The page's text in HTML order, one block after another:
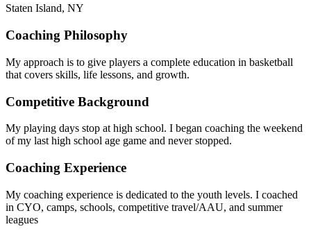
Staten Island, NY​​​​‌ ‍ ​‍​‍‌‍ ‌ ​‍‌‍‍‌‌‍‌ ‌‍‍‌‌‍ ‍​‍​‍​ ‍‍​‍​‍‌ ​ ‌‍​‌‌‍ ‍‌‍‍‌‌ ‌​‌ ‍‌​‍ ‍‌‍‍‌‌‍ ​‍​‍​‍ ​​‍​‍‌‍‍​‌ ​‍‌‍‌‌‌‍‌‍​‍​‍​ ‍‍​‍​‍‌‍‍​‌ ‌​‌ ‌​‌ ​​‌ ​ ​ ‍‍​‍ ​‍ ‌‍​ ‌‍‍​‌‍‌‌‌‍ ​‌ ​ ‌‍‌‌‌‍​‌‌ ​​‌‍‍‌‌‍‌‌‌ ​‍‌ ​ ​‍ ‍‌ ​ ‌‍​‌‌‍ ‍‌‍‍‌‌ ‌​‌ ‍‌​‍ ‍‌ ​ ‌ ‌​‌ ‌‌‌‍‌​‌‍‍‌‌‍ ​‍ ‌‍‍‌‌‍ ‍‌ ‌​‌‍‌‌‌‍ ‍‌ ‌​​‍ ‌‍‌‌‌‍‌​‌‍‍‌‌ ‌​​‍ ‌‍ ‌‌‍ ‌‍‌​‌‍‌‌​ ‌‌ ​​‌ ​‍‌‍‌‌‌ ​ ‌‍‌‌‌‍ ‍‌ ‌​‌‍​‌‌ ‌​‌‍‍‌‌‍ ‌‍ ‍​ ‍ ‌‍‍‌‌‍‌​​ ‌‌‍​‌​ ​ ​ ‍‌​ ​‍‌‍‌‍‌‍‌‍‌‍‌‍​ ‍‌​‍ ‌​ ‌‌​ ‌ ​ ‍​‌‍​ ​‍ ‌​ ‌​‌‍‌‌​ ​​‌‍​ ​‍ ‌​ ‍‌‌‍‌‍​ ‌ ‌‍​ ​‍ ‌‌‍​ ​ ​‍​ ​​​ ​‌​ ​‌‌‍​ ​ ‌​‌‍‌​‌‍‌‌​ ‌ ‌‍‌​​ ‍‌​ ‍ ‌ ‌​‌ ‍‌‌ ​​‌‍‌‌​ ‌‌‍​ ‌‍ ‌‍​‌‌‍​ ‌‍‍​​ ‍ ‌ ​​‌‍​‌‌ ‌​‌‍‍​​ ‌‌ ​‍‌‍‍‌‌‍​ ‌‍‍​‌‌‌​‌‍‌‌‌ ‍​‌ ‌​​‍‌‌​ ‌‌‌​​‍‌‌ ‌‍‍ ‌‍‌‌‌ ‍‌​‍‌‌​ ​ ‌​‌​​‍‌‌​ ​ ‌​‌​​‍‌‌​ ​‍​ ​‍‌‍‍‌‌‍​‌‌​‌​​ ‍​‌‍​ ‌​​‍‌‌‍​‌‍‌​​‍‌‌​ ​‍​ ​‍​‍‌‌​ ‌‌‌​‌​​‍ ‍‌‍​ ‌‍‍​‌‍‍‌‌‍ ​‌‍‌​‌ ​‍‌‍‌‌‌‍ ‍​‍‌‌​ ‌‌‌​​‍‌‌ ‌‍‍ ‌‍‌‌‌ ‍‌​‍‌‌​ ​ ‌​‌​​‍‌‌​ ​ ‌​‌​​‍‌‌​ ​‍​ ​‍‌​ ‌​ ‌​ ​​ ​ ‌ ‌ ‌‌‌ ‌‌​​‌‍​‌​‍‌‌​ ​‍​ ​‍​‍‌‌​ ‌‌‌​‌​​‍ ‍‌ ‌​‌‍‌‌‌ ‍​‌ ‌​​ ‌‍​‍‌‍​‌‌ ​ ‌‍‌‌‌‌‌‌‌ ​‍‌‍ ​​ ‌‌‍‍​‌ ‌​‌ ‌​‌ ​​‌ ​ ​‍‌‌​ ​ ‌​​‌​‍‌‌​ ​‍‌​‌‍​‍‌‌​ ​‍‌​‌‍‌‍​ ‌‍‍​‌‍‌‌‌‍ ​‌ ​ ‌‍‌‌‌‍​‌‌ ​​‌‍‍‌‌‍‌‌‌ ​‍‌ ​ ​‍ ‍‌ ​ ‌‍​‌‌‍ ‍‌‍‍‌‌ ‌​‌ ‍‌​‍ ‍‌ ​ ‌ ‌​‌ ‌‌‌‍‌​‌‍‍‌‌‍ ​‍‌‍‌‍‍‌‌‍‌​​ ‌‌‍​‌​ ​ ​ ‍‌​ ​‍‌‍‌‍‌‍‌‍‌‍‌‍​ ‍‌​‍ ‌​ ‌‌​ ‌ ​ ‍​‌‍​ ​‍ ‌​ ‌​‌‍‌‌​ ​​‌‍​ ​‍ ‌​ ‍‌‌‍‌‍​ ‌ ‌‍​ ​‍ ‌‌‍​ ​ ​‍​ ​​​ ​‌​ ​‌‌‍​ ​ ‌​‌‍‌​‌‍‌‌​ ‌ ‌‍‌​​ ‍‌​‍‌‍‌ ‌​‌ ‍‌‌ ​​‌‍‌‌​ ‌‌‍​ ‌‍ ‌‍​‌‌‍​ ‌‍‍​​‍‌‍‌ ​​‌‍​‌‌ ‌​‌‍‍​​ ‌‌ ​‍‌‍‍‌‌‍​ ‌‍‍​‌‌‌​‌‍‌‌‌ ‍​‌ ‌​​‍‌‌​ ‌‌‌​​‍‌‌ ‌‍‍ ‌‍‌‌‌ ‍‌​‍‌‌​ ​ ‌​‌​​‍‌‌​ ​ ‌​‌​​‍‌‌​ ​‍​ ​‍‌‍‍‌‌‍​‌‌​‌​​ ‍​‌‍​ ‌​​‍‌‌‍​‌‍‌​​‍‌‌​ ​‍​ ​‍​‍‌‌​ ‌‌‌​‌​​‍ ‍‌‍​ ‌‍‍​‌‍‍‌‌‍ ​‌‍‌​‌ ​‍‌‍‌‌‌‍ ‍​‍‌‌​ ‌‌‌​​‍‌‌ ‌‍‍ ‌‍‌‌‌ ‍‌​‍‌‌​ ​ ‌​‌​​‍‌‌​ ​ ‌​‌​​‍‌‌​ ​‍​ ​‍‌​ ‌​ ‌​ ​​ ​ ‌ ‌ ‌‌‌ ‌‌​​‌‍​‌​‍‌‌​ ​‍​ ​‍​‍‌‌​ ‌‌‌​‌​​‍ ‍‌ ‌​‌‍‌‌‌ ‍​‌ ‌​​‍‌‍‌ ​​‌‍‌‌‌ ​‍‌ ​ ‌ ​​‌‍‌‌‌‍​ ‌ ‌​‌‍‍‌‌ ‌‍‌‍‌‌​ ‌‌ ​​‌ ‌‌‌‍​‍‌‍ ​‌‍‍‌‌ ​ ‌‍‍​‌‍‌‌‌‍‌​​‍​‍‌ ‌
Coaching Philosophy​​​​‌ ‍ ​‍​‍‌‍ ‌ ​‍‌‍‍‌‌‍‌ ‌‍‍‌‌‍ ‍​‍​‍​ ‍‍​‍​‍‌ ​ ‌‍​‌‌‍ ‍‌‍‍‌‌ ‌​‌ ‍‌​‍ ‍‌‍‍‌‌‍ ​‍​‍​‍ ​​‍​‍‌‍‍​‌ ​‍‌‍‌‌‌‍‌‍​‍​‍​ ‍‍​‍​‍‌‍‍​‌ ‌​‌ ‌​‌ ​​‌ ​ ​ ‍‍​‍ ​‍ ‌‍​ ‌‍‍​‌‍‌‌‌‍ ​‌ ​ ‌‍‌‌‌‍​‌‌ ​​‌‍‍‌‌‍‌‌‌ ​‍‌ ​ ​‍ ‍‌ ​ ‌‍​‌‌‍ ‍‌‍‍‌‌ ‌​‌ ‍‌​‍ ‍‌ ​ ‌ ‌​‌ ‌‌‌‍‌​‌‍‍‌‌‍ ​‍ ‌‍‍‌‌‍ ‍‌ ‌​‌‍‌‌‌‍ ‍‌ ‌​​‍ ‌‍‌‌‌‍‌​‌‍‍‌‌ ‌​​‍ ‌‍ ‌‌‍ ‌‍‌​‌‍‌‌​ ‌‌ ​​‌ ​‍‌‍‌‌‌ ​ ‌‍‌‌‌‍ ‍‌ ‌​‌‍​‌‌ ‌​‌‍‍‌‌‍ ‌‍ ‍​ ‍ ‌‍‍‌‌‍‌​​ ‌‌‍​‌​ ​ ​ ‍‌​ ​‍‌‍‌‍‌‍‌‍‌‍‌‍​ ‍‌​‍ ‌​ ‌‌​ ‌ ​ ‍​‌‍​ ​‍ ‌​ ‌​‌‍‌‌​ ​​‌‍​ ​‍ ‌​ ‍‌‌‍‌‍​ ‌ ‌‍​ ​‍ ‌‌‍​ ​ ​‍​ ​​​ ​‌​ ​‌‌‍​ ​ ‌​‌‍‌​‌‍‌‌​ ‌ ‌‍‌​​ ‍‌​ ‍ ‌ ‌​‌ ‍‌‌ ​​‌‍‌‌​ ‌‌‍​ ‌‍ ‌‍​‌‌‍​ ‌‍‍​​ ‍ ‌ ​​‌‍​‌‌ ‌​‌‍‍​​ ‌‌ ​‍‌‍‍‌‌‍​ ‌‍‍​‌‌‌​‌‍‌‌‌ ‍​‌ ‌​​‍‌‌​ ‌‌‌​​‍‌‌ ‌‍‍ ‌‍‌‌‌ ‍‌​‍‌‌​ ​ ‌​‌​​‍‌‌​ ​ ‌​‌​​‍‌‌​ ​‍​ ​‍‌‍ ​‌‌​‌‌​‍‌‌‍‌ ‌‌‌​‌ ‌ ‌‌​ ‌​ ‍​‍‌‌​ ​‍​ ​‍​‍‌‌​ ‌‌‌​‌​​‍ ‍‌‍​ ‌‍‍​‌‍‍‌‌‍ ​‌‍‌​‌ ​‍‌‍‌‌‌‍ ‍​‍‌‌​ ‌‌‌​​‍‌‌ ‌‍‍ ‌‍‌‌‌ ‍‌​‍‌‌​ ​ ‌​‌​​‍‌‌​ ​ ‌​‌​​‍‌‌​ ​‍​ ​‍‌​​ ‌ ‌​‌‌‍​‌​​‍‌‌‌‌‌‌​‍‌‌‌‍‌‍‌‍​‍‌‌​ ​‍​ ​‍​‍‌‌​ ‌‌‌​‌​​‍ ‍‌ ‌​‌‍‌‌‌ ‍​‌ ‌​​ ‌‍​‍‌‍​‌‌ ​ ‌‍‌‌‌‌‌‌‌ ​‍‌‍ ​​ ‌‌‍‍​‌ ‌​‌ ‌​‌ ​​‌ ​ ​‍‌‌​ ​ ‌​​‌​‍‌‌​ ​‍‌​‌‍​‍‌‌​ ​‍‌​‌‍‌‍​ ‌‍‍​‌‍‌‌‌‍ ​‌ ​ ‌‍‌‌‌‍​‌‌ ​​‌‍‍‌‌‍‌‌‌ ​‍‌ ​ ​‍ ‍‌ ​ ‌‍​‌‌‍ ‍‌‍‍‌‌ ‌​‌ ‍‌​‍ ‍‌ ​ ‌ ‌​‌ ‌‌‌‍‌​‌‍‍‌‌‍ ​‍‌‍‌‍‍‌‌‍‌​​ ‌‌‍​‌​ ​ ​ ‍‌​ ​‍‌‍‌‍‌‍‌‍‌‍‌‍​ ‍‌​‍ ‌​ ‌‌​ ‌ ​ ‍​‌‍​ ​‍ ‌​ ‌​‌‍‌‌​ ​​‌‍​ ​‍ ‌​ ‍‌‌‍‌‍​ ‌ ‌‍​ ​‍ ‌‌‍​ ​ ​‍​ ​​​ ​‌​ ​‌‌‍​ ​ ‌​‌‍‌​‌‍‌‌​ ‌ ‌‍‌​​ ‍‌​‍‌‍‌ ‌​‌ ‍‌‌ ​​‌‍‌‌​ ‌‌‍​ ‌‍ ‌‍​‌‌‍​ ‌‍‍​​‍‌‍‌ ​​‌‍​‌‌ ‌​‌‍‍​​ ‌‌ ​‍‌‍‍‌‌‍​ ‌‍‍​‌‌‌​‌‍‌‌‌ ‍​‌ ‌​​‍‌‌​ ‌‌‌​​‍‌‌ ‌‍‍ ‌‍‌‌‌ ‍‌​‍‌‌​ ​ ‌​‌​​‍‌‌​ ​ ‌​‌​​‍‌‌​ ​‍​ ​‍‌‍ ​‌‌​‌‌​‍‌‌‍‌ ‌‌‌​‌ ‌ ‌‌​ ‌​ ‍​‍‌‌​ ​‍​ ​‍​‍‌‌​ ‌‌‌​‌​​‍ ‍‌‍​ ‌‍‍​‌‍‍‌‌‍ ​‌‍‌​‌ ​‍‌‍‌‌‌‍ ‍​‍‌‌​ ‌‌‌​​‍‌‌ ‌‍‍ ‌‍‌‌‌ ‍‌​‍‌‌​ ​ ‌​‌​​‍‌‌​ ​ ‌​‌​​‍‌‌​ ​‍​ ​‍‌​​ ‌ ‌​‌‌‍​‌​​‍‌‌‌‌‌‌​‍‌‌‌‍‌‍‌‍​‍‌‌​ ​‍​ ​‍​‍‌‌​ ‌‌‌​‌​​‍ ‍‌ ‌​‌‍‌‌‌ ‍​‌ ‌​​‍‌‍‌ ​​‌‍‌‌‌ ​‍‌ ​ ‌ ​​‌‍‌‌‌‍​ ‌ ‌​‌‍‍‌‌ ‌‍‌‍‌‌​ ‌‌ ​​‌ ‌‌‌‍​‍‌‍ ​‌‍‍‌‌ ​ ‌‍‍​‌‍‌‌‌‍‌​​‍​‍‌ ‌
My approach is to give players a complete education in basketball
that covers skills, life lessons, and growth.​​​​‌ ‍ ​‍​‍‌‍ ‌ ​‍‌‍‍‌‌‍‌ ‌‍‍‌‌‍ ‍​‍​‍​ ‍‍​‍​‍‌ ​ ‌‍​‌‌‍ ‍‌‍‍‌‌ ‌​‌ ‍‌​‍ ‍‌‍‍‌‌‍ ​‍​‍​‍ ​​‍​‍‌‍‍​‌ ​‍‌‍‌‌‌‍‌‍​‍​‍​ ‍‍​‍​‍‌‍‍​‌ ‌​‌ ‌​‌ ​​‌ ​ ​ ‍‍​‍ ​‍ ‌‍​ ‌‍‍​‌‍‌‌‌‍ ​‌ ​ ‌‍‌‌‌‍​‌‌ ​​‌‍‍‌‌‍‌‌‌ ​‍‌ ​ ​‍ ‍‌ ​ ‌‍​‌‌‍ ‍‌‍‍‌‌ ‌​‌ ‍‌​‍ ‍‌ ​ ‌ ‌​‌ ‌‌‌‍‌​‌‍‍‌‌‍ ​‍ ‌‍‍‌‌‍ ‍‌ ‌​‌‍‌‌‌‍ ‍‌ ‌​​‍ ‌‍‌‌‌‍‌​‌‍‍‌‌ ‌​​‍ ‌‍ ‌‌‍ ‌‍‌​‌‍‌‌​ ‌‌ ​​‌ ​‍‌‍‌‌‌ ​ ‌‍‌‌‌‍ ‍‌ ‌​‌‍​‌‌ ‌​‌‍‍‌‌‍ ‌‍ ‍​ ‍ ‌‍‍‌‌‍‌​​ ‌‌‍​‌​ ​ ​ ‍‌​ ​‍‌‍‌‍‌‍‌‍‌‍‌‍​ ‍‌​‍ ‌​ ‌‌​ ‌ ​ ‍​‌‍​ ​‍ ‌​ ‌​‌‍‌‌​ ​​‌‍​ ​‍ ‌​ ‍‌‌‍‌‍​ ‌ ‌‍​ ​‍ ‌‌‍​ ​ ​‍​ ​​​ ​‌​ ​‌‌‍​ ​ ‌​‌‍‌​‌‍‌‌​ ‌ ‌‍‌​​ ‍‌​ ‍ ‌ ‌​‌ ‍‌‌ ​​‌‍‌‌​ ‌‌‍​ ‌‍ ‌‍​‌‌‍​ ‌‍‍​​ ‍ ‌ ​​‌‍​‌‌ ‌​‌‍‍​​ ‌‌ ​‍‌‍‍‌‌‍​ ‌‍‍​‌‌‌​‌‍‌‌‌ ‍​‌ ‌​​‍‌‌​ ‌‌‌​​‍‌‌ ‌‍‍ ‌‍‌‌‌ ‍‌​‍‌‌​ ​ ‌​‌​​‍‌‌​ ​ ‌​‌​​‍‌‌​ ​‍​ ​‍‌‌‌​‌​​‍​ ​​‌ ‍‌‌ ‍‌‌​‌​‌ ‌‌‌‌‌‍​‍‌‌​ ​‍​ ​‍​‍‌‌​ ‌‌‌​‌​​‍ ‍‌‍​ ‌‍‍​‌‍‍‌‌‍ ​‌‍‌​‌ ​‍‌‍‌‌‌‍ ‍​‍‌‌​ ‌‌‌​​‍‌‌ ‌‍‍ ‌‍‌‌‌ ‍‌​‍‌‌​ ​ ‌​‌​​‍‌‌​ ​ ‌​‌​​‍‌‌​ ​‍​ ​‍​ ​‌‌​​‍‌‍​‌‌‍ ​‌‌‍​​ ​ ‌‌​​‌ ​ ​‍‌‌​ ​‍​ ​‍​‍‌‌​ ‌‌‌​‌​​‍ ‍‌ ‌​‌‍‌‌‌ ‍​‌ ‌​​ ‌‍​‍‌‍​‌‌ ​ ‌‍‌‌‌‌‌‌‌ ​‍‌‍ ​​ ‌‌‍‍​‌ ‌​‌ ‌​‌ ​​‌ ​ ​‍‌‌​ ​ ‌​​‌​‍‌‌​ ​‍‌​‌‍​‍‌‌​ ​‍‌​‌‍‌‍​ ‌‍‍​‌‍‌‌‌‍ ​‌ ​ ‌‍‌‌‌‍​‌‌ ​​‌‍‍‌‌‍‌‌‌ ​‍‌ ​ ​‍ ‍‌ ​ ‌‍​‌‌‍ ‍‌‍‍‌‌ ‌​‌ ‍‌​‍ ‍‌ ​ ‌ ‌​‌ ‌‌‌‍‌​‌‍‍‌‌‍ ​‍‌‍‌‍‍‌‌‍‌​​ ‌‌‍​‌​ ​ ​ ‍‌​ ​‍‌‍‌‍‌‍‌‍‌‍‌‍​ ‍‌​‍ ‌​ ‌‌​ ‌ ​ ‍​‌‍​ ​‍ ‌​ ‌​‌‍‌‌​ ​​‌‍​ ​‍ ‌​ ‍‌‌‍‌‍​ ‌ ‌‍​ ​‍ ‌‌‍​ ​ ​‍​ ​​​ ​‌​ ​‌‌‍​ ​ ‌​‌‍‌​‌‍‌‌​ ‌ ‌‍‌​​ ‍‌​‍‌‍‌ ‌​‌ ‍‌‌ ​​‌‍‌‌​ ‌‌‍​ ‌‍ ‌‍​‌‌‍​ ‌‍‍​​‍‌‍‌ ​​‌‍​‌‌ ‌​‌‍‍​​ ‌‌ ​‍‌‍‍‌‌‍​ ‌‍‍​‌‌‌​‌‍‌‌‌ ‍​‌ ‌​​‍‌‌​ ‌‌‌​​‍‌‌ ‌‍‍ ‌‍‌‌‌ ‍‌​‍‌‌​ ​ ‌​‌​​‍‌‌​ ​ ‌​‌​​‍‌‌​ ​‍​ ​‍‌‌‌​‌​​‍​ ​​‌ ‍‌‌ ‍‌‌​‌​‌ ‌‌‌‌‌‍​‍‌‌​ ​‍​ ​‍​‍‌‌​ ‌‌‌​‌​​‍ ‍‌‍​ ‌‍‍​‌‍‍‌‌‍ ​‌‍‌​‌ ​‍‌‍‌‌‌‍ ‍​‍‌‌​ ‌‌‌​​‍‌‌ ‌‍‍ ‌‍‌‌‌ ‍‌​‍‌‌​ ​ ‌​‌​​‍‌‌​ ​ ‌​‌​​‍‌‌​ ​‍​ ​‍​ ​‌‌​​‍‌‍​‌‌‍ ​‌‌‍​​ ​ ‌‌​​‌ ​ ​‍‌‌​ ​‍​ ​‍​‍‌‌​ ‌‌‌​‌​​‍ ‍‌ ‌​‌‍‌‌‌ ‍​‌ ‌​​‍‌‍‌ ​​‌‍‌‌‌ ​‍‌ ​ ‌ ​​‌‍‌‌‌‍​ ‌ ‌​‌‍‍‌‌ ‌‍‌‍‌‌​ ‌‌ ​​‌ ‌‌‌‍​‍‌‍ ​‌‍‍‌‌ ​ ‌‍‍​‌‍‌‌‌‍‌​​‍​‍‌ ‌
Competitive Background​​​​‌ ‍ ​‍​‍‌‍ ‌ ​‍‌‍‍‌‌‍‌ ‌‍‍‌‌‍ ‍​‍​‍​ ‍‍​‍​‍‌ ​ ‌‍​‌‌‍ ‍‌‍‍‌‌ ‌​‌ ‍‌​‍ ‍‌‍‍‌‌‍ ​‍​‍​‍ ​​‍​‍‌‍‍​‌ ​‍‌‍‌‌‌‍‌‍​‍​‍​ ‍‍​‍​‍‌‍‍​‌ ‌​‌ ‌​‌ ​​‌ ​ ​ ‍‍​‍ ​‍ ‌‍​ ‌‍‍​‌‍‌‌‌‍ ​‌ ​ ‌‍‌‌‌‍​‌‌ ​​‌‍‍‌‌‍‌‌‌ ​‍‌ ​ ​‍ ‍‌ ​ ‌‍​‌‌‍ ‍‌‍‍‌‌ ‌​‌ ‍‌​‍ ‍‌ ​ ‌ ‌​‌ ‌‌‌‍‌​‌‍‍‌‌‍ ​‍ ‌‍‍‌‌‍ ‍‌ ‌​‌‍‌‌‌‍ ‍‌ ‌​​‍ ‌‍‌‌‌‍‌​‌‍‍‌‌ ‌​​‍ ‌‍ ‌‌‍ ‌‍‌​‌‍‌‌​ ‌‌ ​​‌ ​‍‌‍‌‌‌ ​ ‌‍‌‌‌‍ ‍‌ ‌​‌‍​‌‌ ‌​‌‍‍‌‌‍ ‌‍ ‍​ ‍ ‌‍‍‌‌‍‌​​ ‌‌‍​‌​ ​ ​ ‍‌​ ​‍‌‍‌‍‌‍‌‍‌‍‌‍​ ‍‌​‍ ‌​ ‌‌​ ‌ ​ ‍​‌‍​ ​‍ ‌​ ‌​‌‍‌‌​ ​​‌‍​ ​‍ ‌​ ‍‌‌‍‌‍​ ‌ ‌‍​ ​‍ ‌‌‍​ ​ ​‍​ ​​​ ​‌​ ​‌‌‍​ ​ ‌​‌‍‌​‌‍‌‌​ ‌ ‌‍‌​​ ‍‌​ ‍ ‌ ‌​‌ ‍‌‌ ​​‌‍‌‌​ ‌‌‍​ ‌‍ ‌‍​‌‌‍​ ‌‍‍​​ ‍ ‌ ​​‌‍​‌‌ ‌​‌‍‍​​ ‌‌ ​‍‌‍‍‌‌‍​ ‌‍‍​‌‌‌​‌‍‌‌‌ ‍​‌ ‌​​‍‌‌​ ‌‌‌​​‍‌‌ ‌‍‍ ‌‍‌‌‌ ‍‌​‍‌‌​ ​ ‌​‌​​‍‌‌​ ​ ‌​‌​​‍‌‌​ ​‍​ ​‍​ ‌‌‌‌‍​‌‌​​‌ ​​‌ ‌ ‌‍ ​‌​‍ ‌​‌​​‍‌‌​ ​‍​ ​‍​‍‌‌​ ‌‌‌​‌​​‍ ‍‌‍​ ‌‍‍​‌‍‍‌‌‍ ​‌‍‌​‌ ​‍‌‍‌‌‌‍ ‍​‍‌‌​ ‌‌‌​​‍‌‌ ‌‍‍ ‌‍‌‌‌ ‍‌​‍‌‌​ ​ ‌​‌​​‍‌‌​ ​ ‌​‌​​‍‌‌​ ​‍​ ​‍‌‍​ ​ ​‌‌‍ ‍‌​‍ ​ ‍​‌​ ‌‌‍‍​​ ​‍​‍‌‌​ ​‍​ ​‍​‍‌‌​ ‌‌‌​‌​​‍ ‍‌ ‌​‌‍‌‌‌ ‍​‌ ‌​​ ‌‍​‍‌‍​‌‌ ​ ‌‍‌‌‌‌‌‌‌ ​‍‌‍ ​​ ‌‌‍‍​‌ ‌​‌ ‌​‌ ​​‌ ​ ​‍‌‌​ ​ ‌​​‌​‍‌‌​ ​‍‌​‌‍​‍‌‌​ ​‍‌​‌‍‌‍​ ‌‍‍​‌‍‌‌‌‍ ​‌ ​ ‌‍‌‌‌‍​‌‌ ​​‌‍‍‌‌‍‌‌‌ ​‍‌ ​ ​‍ ‍‌ ​ ‌‍​‌‌‍ ‍‌‍‍‌‌ ‌​‌ ‍‌​‍ ‍‌ ​ ‌ ‌​‌ ‌‌‌‍‌​‌‍‍‌‌‍ ​‍‌‍‌‍‍‌‌‍‌​​ ‌‌‍​‌​ ​ ​ ‍‌​ ​‍‌‍‌‍‌‍‌‍‌‍‌‍​ ‍‌​‍ ‌​ ‌‌​ ‌ ​ ‍​‌‍​ ​‍ ‌​ ‌​‌‍‌‌​ ​​‌‍​ ​‍ ‌​ ‍‌‌‍‌‍​ ‌ ‌‍​ ​‍ ‌‌‍​ ​ ​‍​ ​​​ ​‌​ ​‌‌‍​ ​ ‌​‌‍‌​‌‍‌‌​ ‌ ‌‍‌​​ ‍‌​‍‌‍‌ ‌​‌ ‍‌‌ ​​‌‍‌‌​ ‌‌‍​ ‌‍ ‌‍​‌‌‍​ ‌‍‍​​‍‌‍‌ ​​‌‍​‌‌ ‌​‌‍‍​​ ‌‌ ​‍‌‍‍‌‌‍​ ‌‍‍​‌‌‌​‌‍‌‌‌ ‍​‌ ‌​​‍‌‌​ ‌‌‌​​‍‌‌ ‌‍‍ ‌‍‌‌‌ ‍‌​‍‌‌​ ​ ‌​‌​​‍‌‌​ ​ ‌​‌​​‍‌‌​ ​‍​ ​‍​ ‌‌‌‌‍​‌‌​​‌ ​​‌ ‌ ‌‍ ​‌​‍ ‌​‌​​‍‌‌​ ​‍​ ​‍​‍‌‌​ ‌‌‌​‌​​‍ ‍‌‍​ ‌‍‍​‌‍‍‌‌‍ ​‌‍‌​‌ ​‍‌‍‌‌‌‍ ‍​‍‌‌​ ‌‌‌​​‍‌‌ ‌‍‍ ‌‍‌‌‌ ‍‌​‍‌‌​ ​ ‌​‌​​‍‌‌​ ​ ‌​‌​​‍‌‌​ ​‍​ ​‍‌‍​ ​ ​‌‌‍ ‍‌​‍ ​ ‍​‌​ ‌‌‍‍​​ ​‍​‍‌‌​ ​‍​ ​‍​‍‌‌​ ‌‌‌​‌​​‍ ‍‌ ‌​‌‍‌‌‌ ‍​‌ ‌​​‍‌‍‌ ​​‌‍‌‌‌ ​‍‌ ​ ‌ ​​‌‍‌‌‌‍​ ‌ ‌​‌‍‍‌‌ ‌‍‌‍‌‌​ ‌‌ ​​‌ ‌‌‌‍​‍‌‍ ​‌‍‍‌‌ ​ ‌‍‍​‌‍‌‌‌‍‌​​‍​‍‌ ‌
My playing days stop at high school. I began coaching the weekend
of my last high school age game and never stopped.​​​​‌ ‍ ​‍​‍‌‍ ‌ ​‍‌‍‍‌‌‍‌ ‌‍‍‌‌‍ ‍​‍​‍​ ‍‍​‍​‍‌ ​ ‌‍​‌‌‍ ‍‌‍‍‌‌ ‌​‌ ‍‌​‍ ‍‌‍‍‌‌‍ ​‍​‍​‍ ​​‍​‍‌‍‍​‌ ​‍‌‍‌‌‌‍‌‍​‍​‍​ ‍‍​‍​‍‌‍‍​‌ ‌​‌ ‌​‌ ​​‌ ​ ​ ‍‍​‍ ​‍ ‌‍​ ‌‍‍​‌‍‌‌‌‍ ​‌ ​ ‌‍‌‌‌‍​‌‌ ​​‌‍‍‌‌‍‌‌‌ ​‍‌ ​ ​‍ ‍‌ ​ ‌‍​‌‌‍ ‍‌‍‍‌‌ ‌​‌ ‍‌​‍ ‍‌ ​ ‌ ‌​‌ ‌‌‌‍‌​‌‍‍‌‌‍ ​‍ ‌‍‍‌‌‍ ‍‌ ‌​‌‍‌‌‌‍ ‍‌ ‌​​‍ ‌‍‌‌‌‍‌​‌‍‍‌‌ ‌​​‍ ‌‍ ‌‌‍ ‌‍‌​‌‍‌‌​ ‌‌ ​​‌ ​‍‌‍‌‌‌ ​ ‌‍‌‌‌‍ ‍‌ ‌​‌‍​‌‌ ‌​‌‍‍‌‌‍ ‌‍ ‍​ ‍ ‌‍‍‌‌‍‌​​ ‌‌‍​‌​ ​ ​ ‍‌​ ​‍‌‍‌‍‌‍‌‍‌‍‌‍​ ‍‌​‍ ‌​ ‌‌​ ‌ ​ ‍​‌‍​ ​‍ ‌​ ‌​‌‍‌‌​ ​​‌‍​ ​‍ ‌​ ‍‌‌‍‌‍​ ‌ ‌‍​ ​‍ ‌‌‍​ ​ ​‍​ ​​​ ​‌​ ​‌‌‍​ ​ ‌​‌‍‌​‌‍‌‌​ ‌ ‌‍‌​​ ‍‌​ ‍ ‌ ‌​‌ ‍‌‌ ​​‌‍‌‌​ ‌‌‍​ ‌‍ ‌‍​‌‌‍​ ‌‍‍​​ ‍ ‌ ​​‌‍​‌‌ ‌​‌‍‍​​ ‌‌ ​‍‌‍‍‌‌‍​ ‌‍‍​‌‌‌​‌‍‌‌‌ ‍​‌ ‌​​‍‌‌​ ‌‌‌​​‍‌‌ ‌‍‍ ‌‍‌‌‌ ‍‌​‍‌‌​ ​ ‌​‌​​‍‌‌​ ​ ‌​‌​​‍‌‌​ ​‍​ ​‍‌‌‍‍‌‍ ‍‌‌‌​‌​‍‌​ ‌‌‌ ​​‌ ‌ ‌‍‍‍​‍‌‌​ ​‍​ ​‍​‍‌‌​ ‌‌‌​‌​​‍ ‍‌‍​ ‌‍‍​‌‍‍‌‌‍ ​‌‍‌​‌ ​‍‌‍‌‌‌‍ ‍​‍‌‌​ ‌‌‌​​‍‌‌ ‌‍‍ ‌‍‌‌‌ ‍‌​‍‌‌​ ​ ‌​‌​​‍‌‌​ ​ ‌​‌​​‍‌‌​ ​‍​ ​‍‌​‌‍‌​‍‌‌‍​‍‌​‌‌‌​‍​​ ​‍​ ​‌‌‍‌‍​‍‌‌​ ​‍​ ​‍​‍‌‌​ ‌‌‌​‌​​‍ ‍‌ ‌​‌‍‌‌‌ ‍​‌ ‌​​ ‌‍​‍‌‍​‌‌ ​ ‌‍‌‌‌‌‌‌‌ ​‍‌‍ ​​ ‌‌‍‍​‌ ‌​‌ ‌​‌ ​​‌ ​ ​‍‌‌​ ​ ‌​​‌​‍‌‌​ ​‍‌​‌‍​‍‌‌​ ​‍‌​‌‍‌‍​ ‌‍‍​‌‍‌‌‌‍ ​‌ ​ ‌‍‌‌‌‍​‌‌ ​​‌‍‍‌‌‍‌‌‌ ​‍‌ ​ ​‍ ‍‌ ​ ‌‍​‌‌‍ ‍‌‍‍‌‌ ‌​‌ ‍‌​‍ ‍‌ ​ ‌ ‌​‌ ‌‌‌‍‌​‌‍‍‌‌‍ ​‍‌‍‌‍‍‌‌‍‌​​ ‌‌‍​‌​ ​ ​ ‍‌​ ​‍‌‍‌‍‌‍‌‍‌‍‌‍​ ‍‌​‍ ‌​ ‌‌​ ‌ ​ ‍​‌‍​ ​‍ ‌​ ‌​‌‍‌‌​ ​​‌‍​ ​‍ ‌​ ‍‌‌‍‌‍​ ‌ ‌‍​ ​‍ ‌‌‍​ ​ ​‍​ ​​​ ​‌​ ​‌‌‍​ ​ ‌​‌‍‌​‌‍‌‌​ ‌ ‌‍‌​​ ‍‌​‍‌‍‌ ‌​‌ ‍‌‌ ​​‌‍‌‌​ ‌‌‍​ ‌‍ ‌‍​‌‌‍​ ‌‍‍​​‍‌‍‌ ​​‌‍​‌‌ ‌​‌‍‍​​ ‌‌ ​‍‌‍‍‌‌‍​ ‌‍‍​‌‌‌​‌‍‌‌‌ ‍​‌ ‌​​‍‌‌​ ‌‌‌​​‍‌‌ ‌‍‍ ‌‍‌‌‌ ‍‌​‍‌‌​ ​ ‌​‌​​‍‌‌​ ​ ‌​‌​​‍‌‌​ ​‍​ ​‍‌‌‍‍‌‍ ‍‌‌‌​‌​‍‌​ ‌‌‌ ​​‌ ‌ ‌‍‍‍​‍‌‌​ ​‍​ ​‍​‍‌‌​ ‌‌‌​‌​​‍ ‍‌‍​ ‌‍‍​‌‍‍‌‌‍ ​‌‍‌​‌ ​‍‌‍‌‌‌‍ ‍​‍‌‌​ ‌‌‌​​‍‌‌ ‌‍‍ ‌‍‌‌‌ ‍‌​‍‌‌​ ​ ‌​‌​​‍‌‌​ ​ ‌​‌​​‍‌‌​ ​‍​ ​‍‌​‌‍‌​‍‌‌‍​‍‌​‌‌‌​‍​​ ​‍​ ​‌‌‍‌‍​‍‌‌​ ​‍​ ​‍​‍‌‌​ ‌‌‌​‌​​‍ ‍‌ ‌​‌‍‌‌‌ ‍​‌ ‌​​‍‌‍‌ ​​‌‍‌‌‌ ​‍‌ ​ ‌ ​​‌‍‌‌‌‍​ ‌ ‌​‌‍‍‌‌ ‌‍‌‍‌‌​ ‌‌ ​​‌ ‌‌‌‍​‍‌‍ ​‌‍‍‌‌ ​ ‌‍‍​‌‍‌‌‌‍‌​​‍​‍‌ ‌
Coaching Experience​​​​‌ ‍ ​‍​‍‌‍ ‌ ​‍‌‍‍‌‌‍‌ ‌‍‍‌‌‍ ‍​‍​‍​ ‍‍​‍​‍‌ ​ ‌‍​‌‌‍ ‍‌‍‍‌‌ ‌​‌ ‍‌​‍ ‍‌‍‍‌‌‍ ​‍​‍​‍ ​​‍​‍‌‍‍​‌ ​‍‌‍‌‌‌‍‌‍​‍​‍​ ‍‍​‍​‍‌‍‍​‌ ‌​‌ ‌​‌ ​​‌ ​ ​ ‍‍​‍ ​‍ ‌‍​ ‌‍‍​‌‍‌‌‌‍ ​‌ ​ ‌‍‌‌‌‍​‌‌ ​​‌‍‍‌‌‍‌‌‌ ​‍‌ ​ ​‍ ‍‌ ​ ‌‍​‌‌‍ ‍‌‍‍‌‌ ‌​‌ ‍‌​‍ ‍‌ ​ ‌ ‌​‌ ‌‌‌‍‌​‌‍‍‌‌‍ ​‍ ‌‍‍‌‌‍ ‍‌ ‌​‌‍‌‌‌‍ ‍‌ ‌​​‍ ‌‍‌‌‌‍‌​‌‍‍‌‌ ‌​​‍ ‌‍ ‌‌‍ ‌‍‌​‌‍‌‌​ ‌‌ ​​‌ ​‍‌‍‌‌‌ ​ ‌‍‌‌‌‍ ‍‌ ‌​‌‍​‌‌ ‌​‌‍‍‌‌‍ ‌‍ ‍​ ‍ ‌‍‍‌‌‍‌​​ ‌‌‍​‌​ ​ ​ ‍‌​ ​‍‌‍‌‍‌‍‌‍‌‍‌‍​ ‍‌​‍ ‌​ ‌‌​ ‌ ​ ‍​‌‍​ ​‍ ‌​ ‌​‌‍‌‌​ ​​‌‍​ ​‍ ‌​ ‍‌‌‍‌‍​ ‌ ‌‍​ ​‍ ‌‌‍​ ​ ​‍​ ​​​ ​‌​ ​‌‌‍​ ​ ‌​‌‍‌​‌‍‌‌​ ‌ ‌‍‌​​ ‍‌​ ‍ ‌ ‌​‌ ‍‌‌ ​​‌‍‌‌​ ‌‌‍​ ‌‍ ‌‍​‌‌‍​ ‌‍‍​​ ‍ ‌ ​​‌‍​‌‌ ‌​‌‍‍​​ ‌‌ ​‍‌‍‍‌‌‍​ ‌‍‍​‌‌‌​‌‍‌‌‌ ‍​‌ ‌​​‍‌‌​ ‌‌‌​​‍‌‌ ‌‍‍ ‌‍‌‌‌ ‍‌​‍‌‌​ ​ ‌​‌​​‍‌‌​ ​ ‌​‌​​‍‌‌​ ​‍​ ​‍‌​ ​‌​‌ ‌​‍​‌​ ‍‌‌‍‌‌​‌​‌‌​‍‌‌‌‌​‍‌‌​ ​‍​ ​‍​‍‌‌​ ‌‌‌​‌​​‍ ‍‌‍​ ‌‍‍​‌‍‍‌‌‍ ​‌‍‌​‌ ​‍‌‍‌‌‌‍ ‍​‍‌‌​ ‌‌‌​​‍‌‌ ‌‍‍ ‌‍‌‌‌ ‍‌​‍‌‌​ ​ ‌​‌​​‍‌‌​ ​ ‌​‌​​‍‌‌​ ​‍​ ​‍‌​ ​‌ ​​‌​‍ ​ ‌‌‌ ​‍‌​​‌‌ ​ ‌‍ ‌​‍‌‌​ ​‍​ ​‍​‍‌‌​ ‌‌‌​‌​​‍ ‍‌ ‌​‌‍‌‌‌ ‍​‌ ‌​​ ‌‍​‍‌‍​‌‌ ​ ‌‍‌‌‌‌‌‌‌ ​‍‌‍ ​​ ‌‌‍‍​‌ ‌​‌ ‌​‌ ​​‌ ​ ​‍‌‌​ ​ ‌​​‌​‍‌‌​ ​‍‌​‌‍​‍‌‌​ ​‍‌​‌‍‌‍​ ‌‍‍​‌‍‌‌‌‍ ​‌ ​ ‌‍‌‌‌‍​‌‌ ​​‌‍‍‌‌‍‌‌‌ ​‍‌ ​ ​‍ ‍‌ ​ ‌‍​‌‌‍ ‍‌‍‍‌‌ ‌​‌ ‍‌​‍ ‍‌ ​ ‌ ‌​‌ ‌‌‌‍‌​‌‍‍‌‌‍ ​‍‌‍‌‍‍‌‌‍‌​​ ‌‌‍​‌​ ​ ​ ‍‌​ ​‍‌‍‌‍‌‍‌‍‌‍‌‍​ ‍‌​‍ ‌​ ‌‌​ ‌ ​ ‍​‌‍​ ​‍ ‌​ ‌​‌‍‌‌​ ​​‌‍​ ​‍ ‌​ ‍‌‌‍‌‍​ ‌ ‌‍​ ​‍ ‌‌‍​ ​ ​‍​ ​​​ ​‌​ ​‌‌‍​ ​ ‌​‌‍‌​‌‍‌‌​ ‌ ‌‍‌​​ ‍‌​‍‌‍‌ ‌​‌ ‍‌‌ ​​‌‍‌‌​ ‌‌‍​ ‌‍ ‌‍​‌‌‍​ ‌‍‍​​‍‌‍‌ ​​‌‍​‌‌ ‌​‌‍‍​​ ‌‌ ​‍‌‍‍‌‌‍​ ‌‍‍​‌‌‌​‌‍‌‌‌ ‍​‌ ‌​​‍‌‌​ ‌‌‌​​‍‌‌ ‌‍‍ ‌‍‌‌‌ ‍‌​‍‌‌​ ​ ‌​‌​​‍‌‌​ ​ ‌​‌​​‍‌‌​ ​‍​ ​‍‌​ ​‌​‌ ‌​‍​‌​ ‍‌‌‍‌‌​‌​‌‌​‍‌‌‌‌​‍‌‌​ ​‍​ ​‍​‍‌‌​ ‌‌‌​‌​​‍ ‍‌‍​ ‌‍‍​‌‍‍‌‌‍ ​‌‍‌​‌ ​‍‌‍‌‌‌‍ ‍​‍‌‌​ ‌‌‌​​‍‌‌ ‌‍‍ ‌‍‌‌‌ ‍‌​‍‌‌​ ​ ‌​‌​​‍‌‌​ ​ ‌​‌​​‍‌‌​ ​‍​ ​‍‌​ ​‌ ​​‌​‍ ​ ‌‌‌ ​‍‌​​‌‌ ​ ‌‍ ‌​‍‌‌​ ​‍​ ​‍​‍‌‌​ ‌‌‌​‌​​‍ ‍‌ ‌​‌‍‌‌‌ ‍​‌ ‌​​‍‌‍‌ ​​‌‍‌‌‌ ​‍‌ ​ ‌ ​​‌‍‌‌‌‍​ ‌ ‌​‌‍‍‌‌ ‌‍‌‍‌‌​ ‌‌ ​​‌ ‌‌‌‍​‍‌‍ ​‌‍‍‌‌ ​ ‌‍‍​‌‍‌‌‌‍‌​​‍​‍‌ ‌
My coaching experience is dedicated to the youth levels. I coached
in CYO, camps, schools, competitive travel/AAU, and summer
leagues​​​​‌ ‍ ​‍​‍‌‍ ‌ ​‍‌‍‍‌‌‍‌ ‌‍‍‌‌‍ ‍​‍​‍​ ‍‍​‍​‍‌ ​ ‌‍​‌‌‍ ‍‌‍‍‌‌ ‌​‌ ‍‌​‍ ‍‌‍‍‌‌‍ ​‍​‍​‍ ​​‍​‍‌‍‍​‌ ​‍‌‍‌‌‌‍‌‍​‍​‍​ ‍‍​‍​‍‌‍‍​‌ ‌​‌ ‌​‌ ​​‌ ​ ​ ‍‍​‍ ​‍ ‌‍​ ‌‍‍​‌‍‌‌‌‍ ​‌ ​ ‌‍‌‌‌‍​‌‌ ​​‌‍‍‌‌‍‌‌‌ ​‍‌ ​ ​‍ ‍‌ ​ ‌‍​‌‌‍ ‍‌‍‍‌‌ ‌​‌ ‍‌​‍ ‍‌ ​ ‌ ‌​‌ ‌‌‌‍‌​‌‍‍‌‌‍ ​‍ ‌‍‍‌‌‍ ‍‌ ‌​‌‍‌‌‌‍ ‍‌ ‌​​‍ ‌‍‌‌‌‍‌​‌‍‍‌‌ ‌​​‍ ‌‍ ‌‌‍ ‌‍‌​‌‍‌‌​ ‌‌ ​​‌ ​‍‌‍‌‌‌ ​ ‌‍‌‌‌‍ ‍‌ ‌​‌‍​‌‌ ‌​‌‍‍‌‌‍ ‌‍ ‍​ ‍ ‌‍‍‌‌‍‌​​ ‌‌‍​‌​ ​ ​ ‍‌​ ​‍‌‍‌‍‌‍‌‍‌‍‌‍​ ‍‌​‍ ‌​ ‌‌​ ‌ ​ ‍​‌‍​ ​‍ ‌​ ‌​‌‍‌‌​ ​​‌‍​ ​‍ ‌​ ‍‌‌‍‌‍​ ‌ ‌‍​ ​‍ ‌‌‍​ ​ ​‍​ ​​​ ​‌​ ​‌‌‍​ ​ ‌​‌‍‌​‌‍‌‌​ ‌ ‌‍‌​​ ‍‌​ ‍ ‌ ‌​‌ ‍‌‌ ​​‌‍‌‌​ ‌‌‍​ ‌‍ ‌‍​‌‌‍​ ‌‍‍​​ ‍ ‌ ​​‌‍​‌‌ ‌​‌‍‍​​ ‌‌ ​‍‌‍‍‌‌‍​ ‌‍‍​‌‌‌​‌‍‌‌‌ ‍​‌ ‌​​‍‌‌​ ‌‌‌​​‍‌‌ ‌‍‍ ‌‍‌‌‌ ‍‌​‍‌‌​ ​ ‌​‌​​‍‌‌​ ​ ‌​‌​​‍‌‌​ ​‍​ ​‍​ ​ ‌​‌‍​ ​‍‌‌‍​‌‍‍‍‌‌​ ‌​​‍‌‌‍‌​‍‌‌​ ​‍​ ​‍​‍‌‌​ ‌‌‌​‌​​‍ ‍‌‍​ ‌‍‍​‌‍‍‌‌‍ ​‌‍‌​‌ ​‍‌‍‌‌‌‍ ‍​‍‌‌​ ‌‌‌​​‍‌‌ ‌‍‍ ‌‍‌‌‌ ‍‌​‍‌‌​ ​ ‌​‌​​‍‌‌​ ​ ‌​‌​​‍‌‌​ ​‍​ ​‍‌‍‌‌‌​‌‌‌ ‌‌‌ ‍‌‌​‌​‌ ‍‍‌‌‍‌‌‌‌​​‍‌‌​ ​‍​ ​‍​‍‌‌​ ‌‌‌​‌​​‍ ‍‌ ‌​‌‍‌‌‌ ‍​‌ ‌​​ ‌‍​‍‌‍​‌‌ ​ ‌‍‌‌‌‌‌‌‌ ​‍‌‍ ​​ ‌‌‍‍​‌ ‌​‌ ‌​‌ ​​‌ ​ ​‍‌‌​ ​ ‌​​‌​‍‌‌​ ​‍‌​‌‍​‍‌‌​ ​‍‌​‌‍‌‍​ ‌‍‍​‌‍‌‌‌‍ ​‌ ​ ‌‍‌‌‌‍​‌‌ ​​‌‍‍‌‌‍‌‌‌ ​‍‌ ​ ​‍ ‍‌ ​ ‌‍​‌‌‍ ‍‌‍‍‌‌ ‌​‌ ‍‌​‍ ‍‌ ​ ‌ ‌​‌ ‌‌‌‍‌​‌‍‍‌‌‍ ​‍‌‍‌‍‍‌‌‍‌​​ ‌‌‍​‌​ ​ ​ ‍‌​ ​‍‌‍‌‍‌‍‌‍‌‍‌‍​ ‍‌​‍ ‌​ ‌‌​ ‌ ​ ‍​‌‍​ ​‍ ‌​ ‌​‌‍‌‌​ ​​‌‍​ ​‍ ‌​ ‍‌‌‍‌‍​ ‌ ‌‍​ ​‍ ‌‌‍​ ​ ​‍​ ​​​ ​‌​ ​‌‌‍​ ​ ‌​‌‍‌​‌‍‌‌​ ‌ ‌‍‌​​ ‍‌​‍‌‍‌ ‌​‌ ‍‌‌ ​​‌‍‌‌​ ‌‌‍​ ‌‍ ‌‍​‌‌‍​ ‌‍‍​​‍‌‍‌ ​​‌‍​‌‌ ‌​‌‍‍​​ ‌‌ ​‍‌‍‍‌‌‍​ ‌‍‍​‌‌‌​‌‍‌‌‌ ‍​‌ ‌​​‍‌‌​ ‌‌‌​​‍‌‌ ‌‍‍ ‌‍‌‌‌ ‍‌​‍‌‌​ ​ ‌​‌​​‍‌‌​ ​ ‌​‌​​‍‌‌​ ​‍​ ​‍​ ​ ‌​‌‍​ ​‍‌‌‍​‌‍‍‍‌‌​ ‌​​‍‌‌‍‌​‍‌‌​ ​‍​ ​‍​‍‌‌​ ‌‌‌​‌​​‍ ‍‌‍​ ‌‍‍​‌‍‍‌‌‍ ​‌‍‌​‌ ​‍‌‍‌‌‌‍ ‍​‍‌‌​ ‌‌‌​​‍‌‌ ‌‍‍ ‌‍‌‌‌ ‍‌​‍‌‌​ ​ ‌​‌​​‍‌‌​ ​ ‌​‌​​‍‌‌​ ​‍​ ​‍‌‍‌‌‌​‌‌‌ ‌‌‌ ‍‌‌​‌​‌ ‍‍‌‌‍‌‌‌‌​​‍‌‌​ ​‍​ ​‍​‍‌‌​ ‌‌‌​‌​​‍ ‍‌ ‌​‌‍‌‌‌ ‍​‌ ‌​​‍‌‍‌ ​​‌‍‌‌‌ ​‍‌ ​ ‌ ​​‌‍‌‌‌‍​ ‌ ‌​‌‍‍‌‌ ‌‍‌‍‌‌​ ‌‌ ​​‌ ‌‌‌‍​‍‌‍ ​‌‍‍‌‌ ​ ‌‍‍​‌‍‌‌‌‍‌​​‍​‍‌ ‌